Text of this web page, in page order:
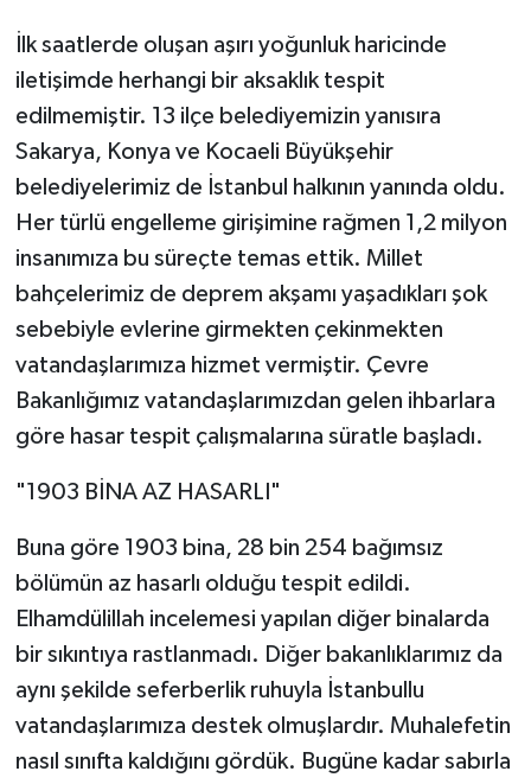
İlk saatlerde oluşan aşırı yoğunluk haricinde
iletişimde herhangi bir aksaklık tespit
edilmemiştir. 13 ilçe belediyemizin yanısıra
Sakarya, Konya ve Kocaeli Büyükşehir
belediyelerimiz de İstanbul halkının yanında oldu.
Her türlü engelleme girişimine rağmen 1,2 milyon
insanımıza bu süreçte temas ettik. Millet
bahçelerimiz de deprem akşamı yaşadıkları şok
sebebiyle evlerine girmekten çekinmekten
vatandaşlarımıza hizmet vermiştir. Çevre
Bakanlığımız vatandaşlarımızdan gelen ihbarlara
göre hasar tespit çalışmalarına süratle başladı.
"1903 BİNA AZ HASARLI"
Buna göre 1903 bina, 28 bin 254 bağımsız
bölümün az hasarlı olduğu tespit edildi.
Elhamdülillah incelemesi yapılan diğer binalarda
bir sıkıntıya rastlanmadı. Diğer bakanlıklarımız da
aynı şekilde seferberlik ruhuyla İstanbullu
vatandaşlarımıza destek olmuşlardır. Muhalefetin
nasıl sınıfta kaldığını gördük. Bugüne kadar sabırla